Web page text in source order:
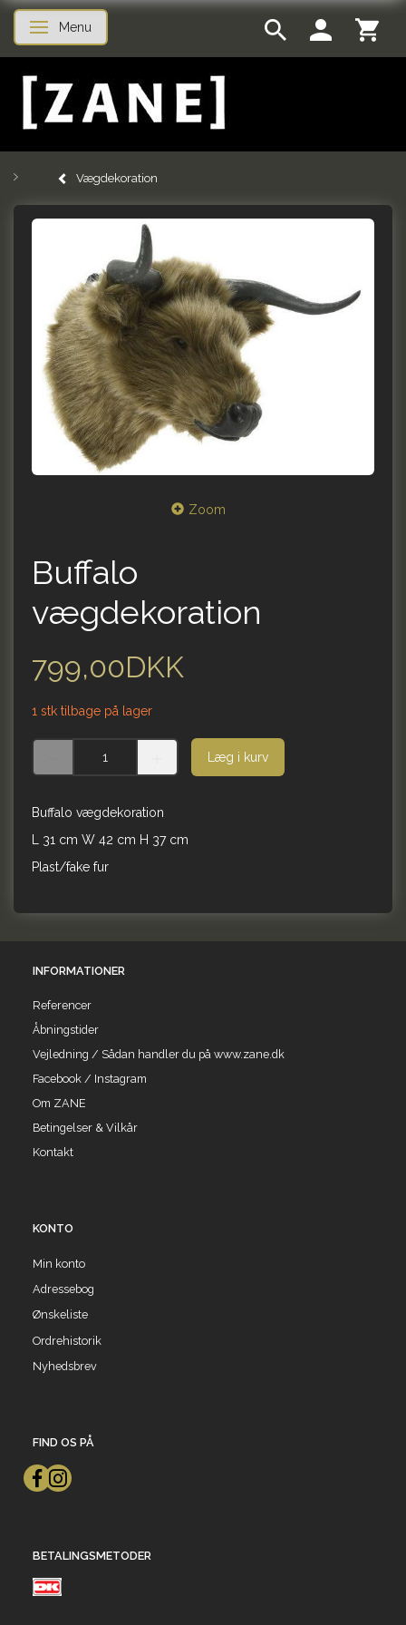
Skifte navigation
Menu
Vægdekoration
Zoom
Buffalo
vægdekoration
799,00DKK
1 stk tilbage på lager
Læg i kurv
Buffalo vægdekoration
L 31 cm W 42 cm H 37 cm
Plast/fake fur
INFORMATIONER
Referencer
Åbningstider
Vejledning / Sådan handler du på www.zane.dk
Facebook / Instagram
Om ZANE
Betingelser & Vilkår
Kontakt
KONTO
Min konto
Adressebog
Ønskeliste
Ordrehistorik
Nyhedsbrev
FIND OS PÅ
BETALINGSMETODER